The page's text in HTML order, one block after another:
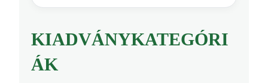
KIADVÁNYKATEGÓRI
ÁK